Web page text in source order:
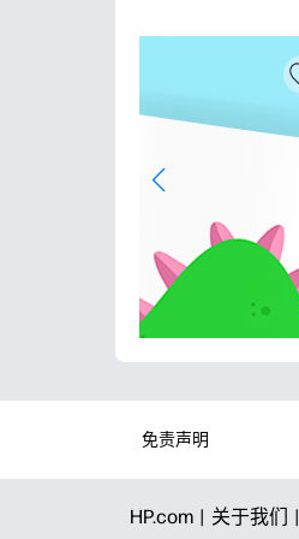
免责声明
HP.com | 关于我们 |